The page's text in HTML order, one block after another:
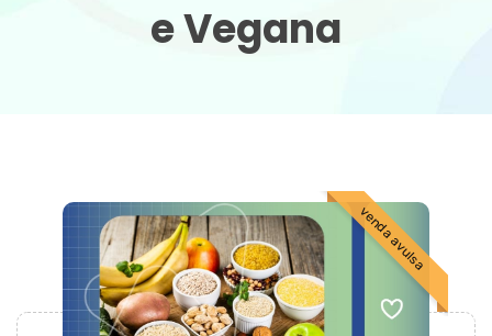
ENTRAR
e Vegana
venda avulsa